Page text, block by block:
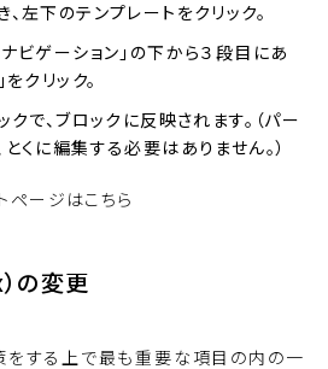
左下のテンプレートをクリック。
ビゲーション」の下から３段目にあ
クリック。
クで、ブロックに反映されます。（パー
くに編集する必要はありません。）
ページはこちら
の変更
をする上で最も重要な項目の内の一